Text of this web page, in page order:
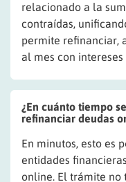
relacionado a la
contraídas,
permite refinanciar,
al mes con intereses
¿En cuánto tiempo
refinanciar deudas
En minutos, esto es
entidades
online. El trámite no